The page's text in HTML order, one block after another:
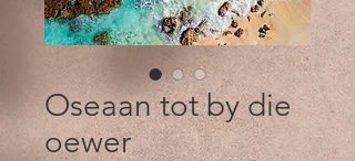
Oseaan tot by die
oewer